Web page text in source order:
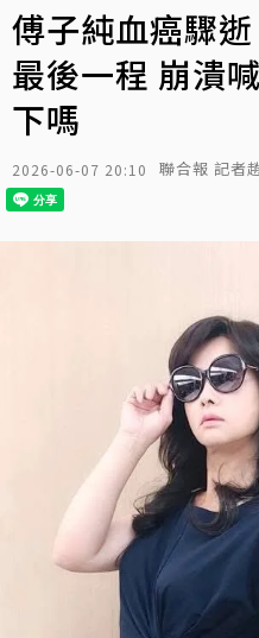
傅子純血癌驟
最後一程 崩潰
下嗎
2026-06-07 20:10 聯合報 記者